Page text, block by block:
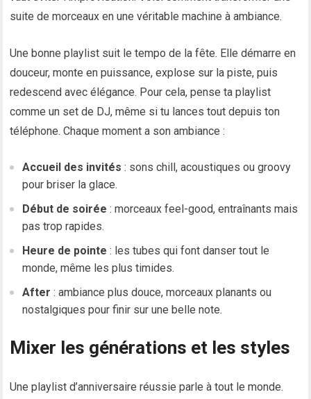
suite de morceaux en une véritable machine à ambiance.
Une bonne playlist suit le tempo de la fête. Elle démarre en
douceur, monte en puissance, explose sur la piste, puis
redescend avec élégance. Pour cela, pense ta playlist
comme un set de DJ, même si tu lances tout depuis ton
téléphone. Chaque moment a son ambiance :
Accueil des invités : sons chill, acoustiques ou groovy
pour briser la glace.
Début de soirée : morceaux feel-good, entraînants mais
pas trop rapides.
Heure de pointe : les tubes qui font danser tout le
monde, même les plus timides.
After : ambiance plus douce, morceaux planants ou
nostalgiques pour finir sur une belle note.
Mixer les générations et les styles
Une playlist d’anniversaire réussie parle à tout le monde.